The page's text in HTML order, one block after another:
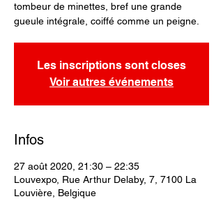
tombeur de minettes, bref une grande
gueule intégrale, coiffé comme un peigne.
Les inscriptions sont closes
Voir autres événements
Infos
27 août 2020, 21:30 – 22:35
Louvexpo, Rue Arthur Delaby, 7, 7100 La
Louvière, Belgique